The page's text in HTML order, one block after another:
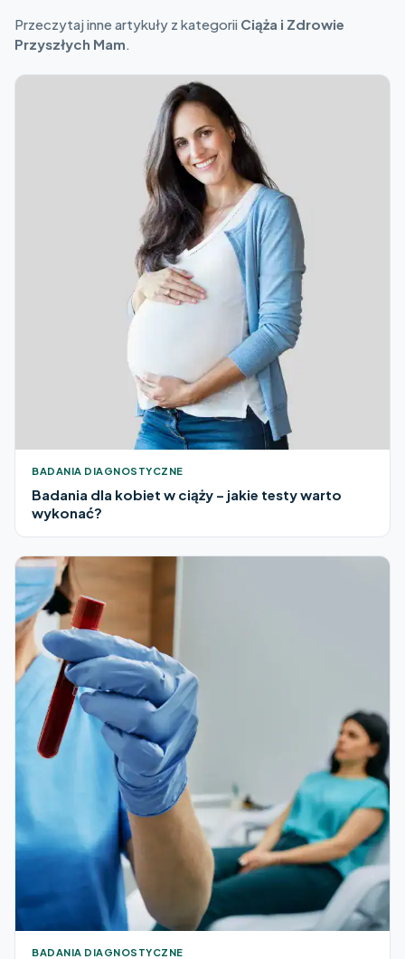
Przeczytaj inne artykuły z kategorii Ciąża i Zdrowie
Przyszłych Mam.
BADANIA DIAGNOSTYCZNE
Badania dla kobiet w ciąży – jakie testy warto
wykonać?
BADANIA DIAGNOSTYCZNE